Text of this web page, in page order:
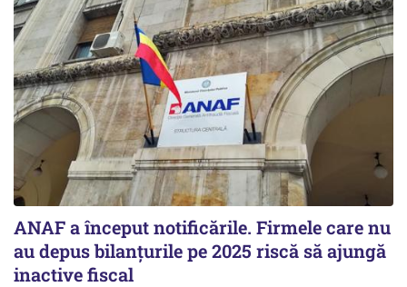
ANAF a început notificările. Firmele care nu
au depus bilanțurile pe 2025 riscă să ajungă
inactive fiscal